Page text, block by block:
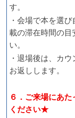
す。
・会場で本を選
載の滞在時間の目
い。
・退場後は、カ
お返しします。
６．ご来場にあ
ください★